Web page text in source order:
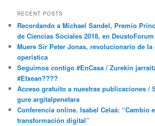
RECENT POSTS
Recordando a Michael Sandel, Premio
de Ciencias Sociales 2018, en DeustoForum
Muere Sir Peter Jonas, revolucionario de la
operística
Seguimos contigo #EnCasa / Zurekin
#Etxean????
Acceso gratuito a nuestras publicaciones /
gure argitalpenetara
Conferencia online. Isabel Celaá: “Cambio
transformación digital”